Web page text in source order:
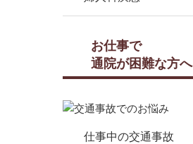
お仕事で
通院が困難な方へ
仕事中の交通事故